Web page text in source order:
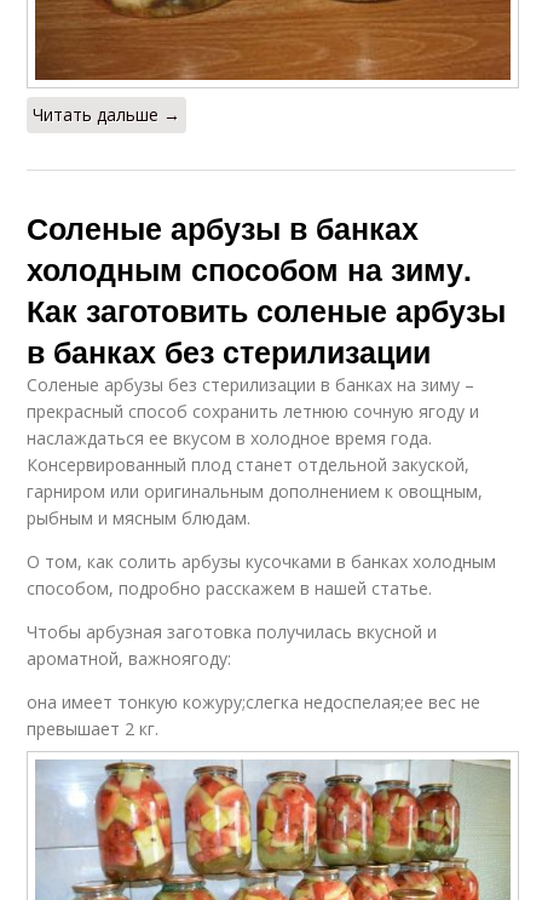
Дольки в банках
Арбузы без
стерилизации
Читать дальше →
Соленые арбузы в банках
холодным способом на зиму.
Как заготовить соленые арбузы
в банках без стерилизации
Соленые арбузы без стерилизации в банках на зиму –
прекрасный способ сохранить летнюю сочную ягоду и
наслаждаться ее вкусом в холодное время года.
Консервированный плод станет отдельной закуской,
гарниром или оригинальным дополнением к овощным,
рыбным и мясным блюдам.
О том, как солить арбузы кусочками в банках холодным
способом, подробно расскажем в нашей статье.
Чтобы арбузная заготовка получилась вкусной и
ароматной, важноягоду:
она имеет тонкую кожуру;слегка недоспелая;ее вес не
превышает 2 кг.